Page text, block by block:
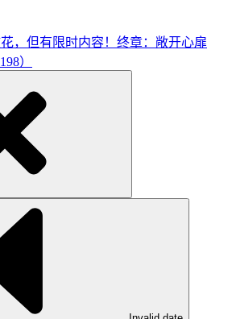
花，但有限时内容！终章：敞开心扉
）